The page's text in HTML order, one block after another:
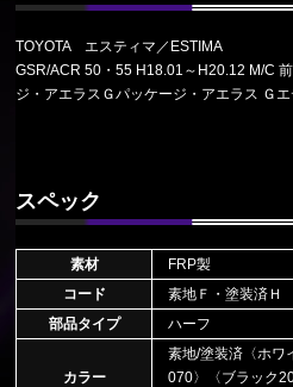
TOYOTA エスティマ／ESTIMA
GSR/ACR 50・55 H18.01～H20.12 M/C
ジ・アエラスＧパッケージ・アエラス Ｇ
スペック
素材
FRP製
コード
素地Ｆ・塗装済Ｈ
部品タイプ
ハーフ
カラー
素地/塗装済〈ホワ
070〉〈ブラック